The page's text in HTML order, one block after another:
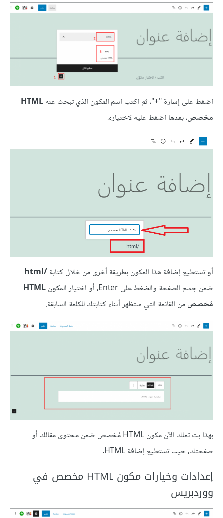
اضغط على إشارة "+"، ثم اكتب اسم المكون الذي تبحث عنهHTML
مخصص، بعدها اضغط عليه لاختياره.
أو تستطيع إضافة هذا المكون بطريقة أخرى من خلال كتابة/html
ضمن جسم الصفحة والضغط على Enter، أو اختيار المكون
HTML
مُخصصمن القائمة التي ستظهر أثناء كتابتك للكلمة السابقة.
بهذا بت تملك الآن مكون HTML مُخصص ضمن محتوى مقالك أو
صفحتك، حيث تستطيع إضافة HTML.
إعدادات وخيارات مكون HTML مخصص في
ووردبريس